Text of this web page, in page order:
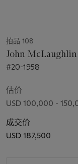
拍品 108
John McLaughlin
#20-1958
估价
USD 100,000 -
成交价
USD 187,500